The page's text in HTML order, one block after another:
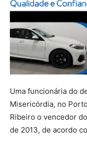
Uma funcionária do
Misericórdia, no
Ribeiro o vencedor
de 2013, de acordo